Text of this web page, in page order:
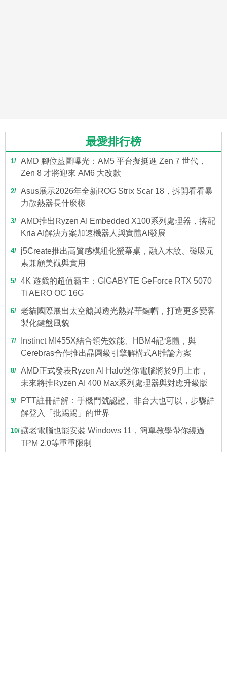
最愛排行榜
1
AMD 腳位藍圖曝光：AM5 平台擬挺進 Zen 7 世代，
Zen 8 才將迎來 AM6 大改款
2
Asus展示2026年全新ROG Strix Scar 18，拆開看看暴
力散熱器長什麼樣
3
AMD推出Ryzen AI Embedded X100系列處理器，搭配
Kria AI解決方案加速機器人與實體AI發展
4
j5Create推出高質感模組化螢幕桌，融入木紋、磁吸元
素兼顧美觀與實用
5
4K 遊戲的超值霸主：GIGABYTE GeForce RTX 5070
Ti AERO OC 16G
6
老貓國際展出太空艙與透光熱昇華鍵帽，打造更多變客
製化鍵盤風貌
7
Instinct MI455X結合領先效能、HBM4記憶體，與
Cerebras合作推出晶圓級引擎解構式AI推論方案
8
AMD正式發表Ryzen AI Halo迷你電腦將於9月上市，
未來將推Ryzen AI 400 Max系列處理器與對應升級版
9
PTT註冊詳解：手機門號認證、非台大也可以，步驟詳
解登入「批踢踢」的世界
10 讓老電腦也能安裝 Windows 11，簡單教學帶你繞過
TPM 2.0等重重限制